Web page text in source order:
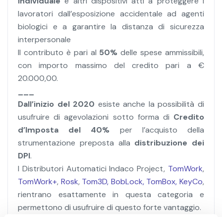
lavoratori dall’esposizione accidentale ad agenti
biologici e a garantire la distanza di sicurezza
interpersonale
Il contributo è pari al 50% delle spese ammissibili,
con importo massimo del credito pari a €
20.000,00.
Dall’inizio del 2020 esiste anche la possibilità di
usufruire di agevolazioni sotto forma di Credito
d’Imposta del 40% per l’acquisto della
strumentazione preposta alla distribuzione dei
DPI.
I Distributori Automatici Indaco Project, TomWork,
TomWork+, Rosk, Tom3D, BobLock, TomBox, KeyCo,
rientrano esattamente in questa categoria e
permettono di usufruire di questo forte vantaggio.